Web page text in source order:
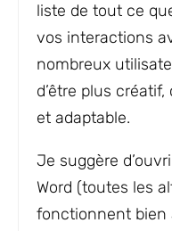
liste de tout ce
vos interactions
nombreux
d’être plus
et adaptable.
Je suggère
Word (toutes les
fonctionnent bien